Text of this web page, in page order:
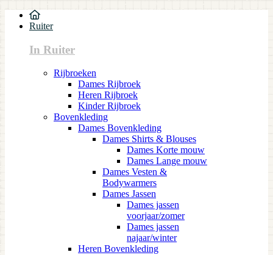
Ruiter
In Ruiter
Rijbroeken
Dames Rijbroek
Heren Rijbroek
Kinder Rijbroek
Bovenkleding
Dames Bovenkleding
Dames Shirts & Blouses
Dames Korte mouw
Dames Lange mouw
Dames Vesten &
Bodywarmers
Dames Jassen
Dames jassen
voorjaar/zomer
Dames jassen
najaar/winter
Heren Bovenkleding